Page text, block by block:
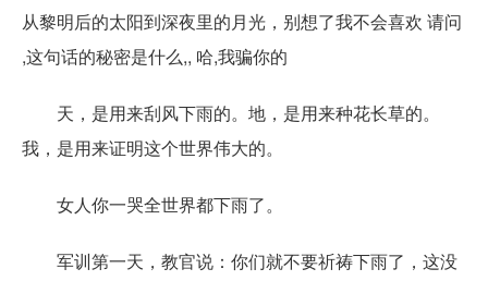
从黎明后的太阳到深夜里的月光，别想了我不会喜欢 请问
,这句话的秘密是什么,, 哈,我骗你的
天，是用来刮风下雨的。地，是用来种花长草的。
我，是用来证明这个世界伟大的。
女人你一哭全世界都下雨了。
军训第一天，教官说：你们就不要祈祷下雨了，这没